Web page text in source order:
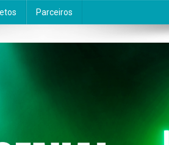
Parceiros